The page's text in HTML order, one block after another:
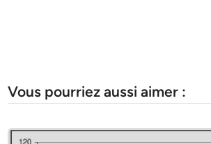
Vous pourriez aussi aimer :